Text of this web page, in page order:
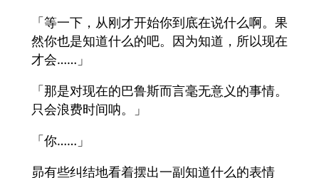
「等一下，从刚才开始你到底在说什么啊。果
然你也是知道什么的吧。因为知道，所以现在
才会……」
「那是对现在的巴鲁斯而言毫无意义的事情。
只会浪费时间呐。」
「你……」
昴有些纠结地看着摆出一副知道什么的表情